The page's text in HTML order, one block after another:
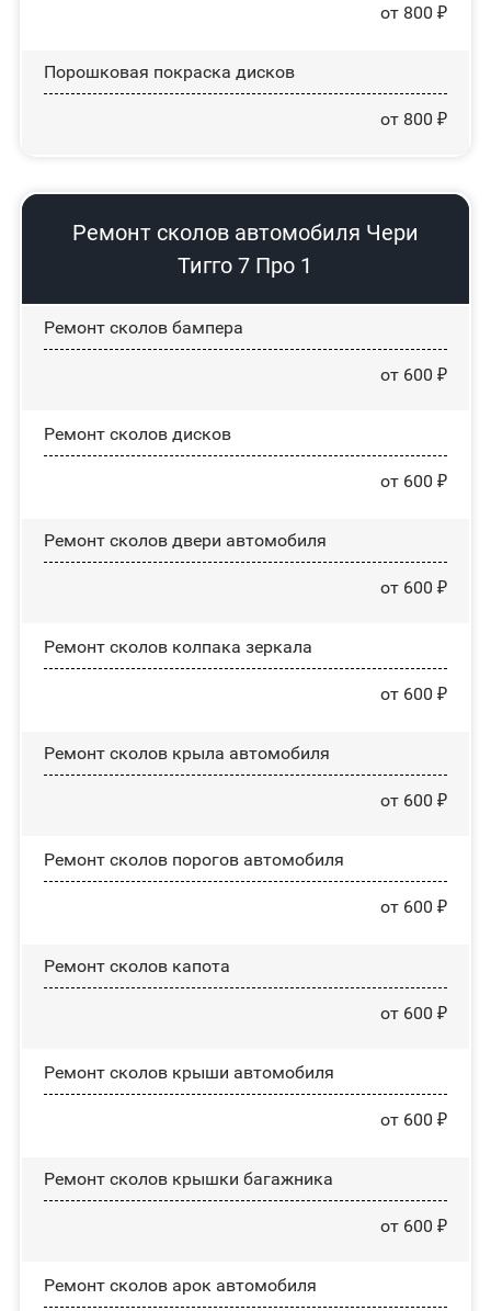
от 800 ₽
Порошковая покраска дисков
от 800 ₽
Ремонт сколов автомобиля Чери
Тигго 7 Про 1
Ремонт сколов бампера
от 600 ₽
Ремонт сколов дисков
от 600 ₽
Ремонт сколов двери автомобиля
от 600 ₽
Ремонт сколов колпака зеркала
от 600 ₽
Ремонт сколов крыла автомобиля
от 600 ₽
Ремонт сколов порогов автомобиля
от 600 ₽
Ремонт сколов капота
от 600 ₽
Ремонт сколов крыши автомобиля
от 600 ₽
Ремонт сколов крышки багажника
от 600 ₽
Ремонт сколов арок автомобиля